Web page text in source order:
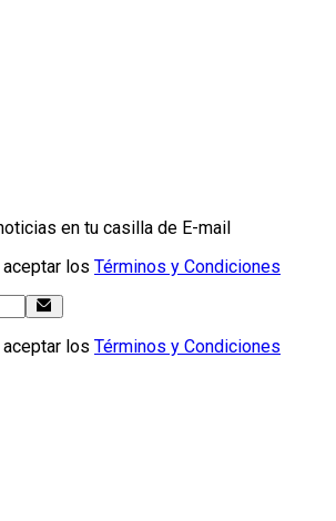
en tu casilla de E-mail
los Términos y Condiciones
los Términos y Condiciones